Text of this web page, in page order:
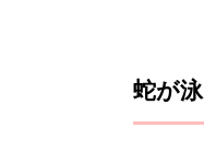
蛇が